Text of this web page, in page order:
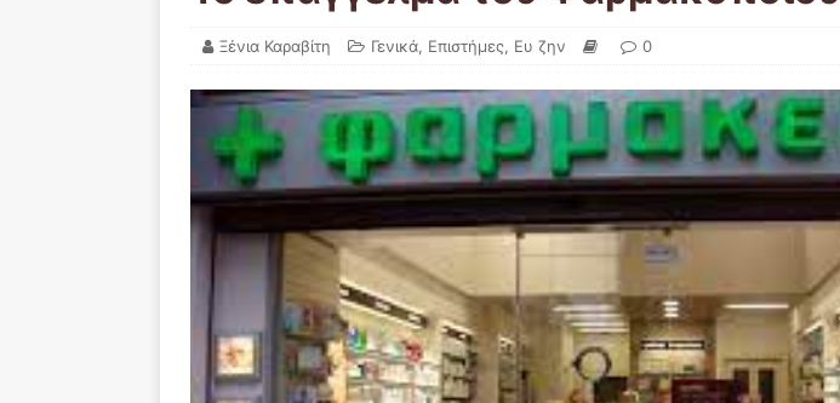
Ξένια Καραβίτη Γενικά, Επιστήμες, Ευ ζην 0